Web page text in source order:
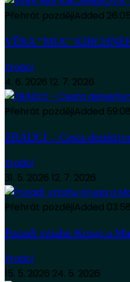
Přehrát pozdějiAdded 26:05
VĚRA “MIA”
Zradci
4. 6. 2026 12. 7. 2026
Přehrát pozdějiAdded 59:08
ZRÁDCI – Cesta
Zradci
31. 5. 2026 12. 7. 2026
Přehrát pozdějiAdded 03:58
Pozadí vztahu Kruga a
Zradci
15. 5. 2026 24. 5. 2026